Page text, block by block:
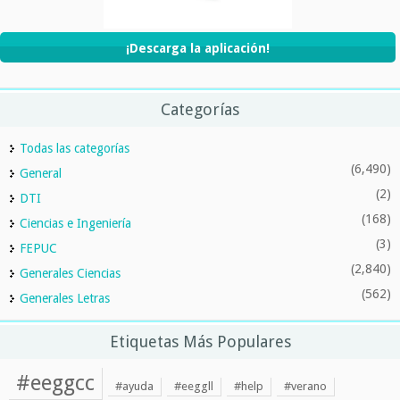
¡Descarga la aplicación!
Categorías
Todas las categorías
General
(6,490)
DTI (2)
Ciencias e Ingeniería (168)
FEPUC (3)
Generales Ciencias (2,840)
Generales Letras (562)
Etiquetas Más Populares
#eeggcc #ayuda #eeggll #help #verano